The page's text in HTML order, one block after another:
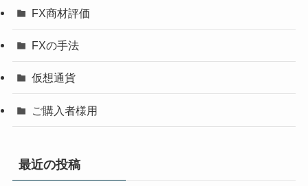
FX商材評価
FXの手法
仮想通貨
ご購入者様用
最近の投稿